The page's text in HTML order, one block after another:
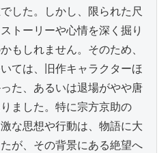
した。しかし、限られた尺
トーリーや心情を深く掘り
もしれません。そのため、
ては、旧作キャラクターほ
た、あるいは退場がやや唐
ました。特に宗方京助の
な思想や行動は、物語に大
が、その背景にある絶望へ